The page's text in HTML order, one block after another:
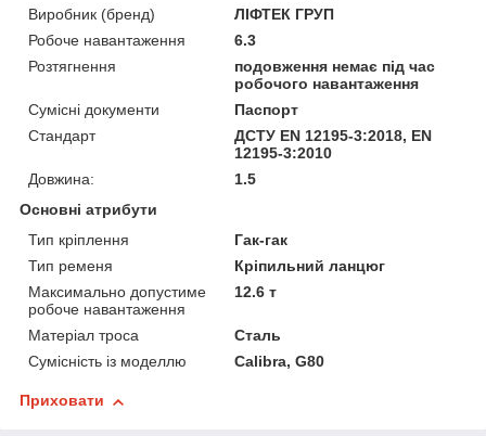
Виробник (бренд)
ЛІФТЕК ГРУП
Робоче навантаження
6.3
Розтягнення
подовження немає під час
робочого навантаження
Сумісні документи
Паспорт
Стандарт
ДСТУ EN 12195-3:2018, EN
12195-3:2010
Довжина:
1.5
Основні атрибути
Тип кріплення
Гак-гак
Тип ременя
Кріпильний ланцюг
Максимально допустиме
робоче навантаження
12.6 т
Матеріал троса
Сталь
Сумісність із моделлю
Calibra, G80
Приховати